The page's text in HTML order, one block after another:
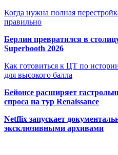
Когда нужна полная
правильно
Берлин превратился в
Superbooth 2026
Как готовиться к ЦТ по
для высокого балла
Бейонсе расширяет
спроса на тур Renaissance
Netflix запускает
эксклюзивными архивами